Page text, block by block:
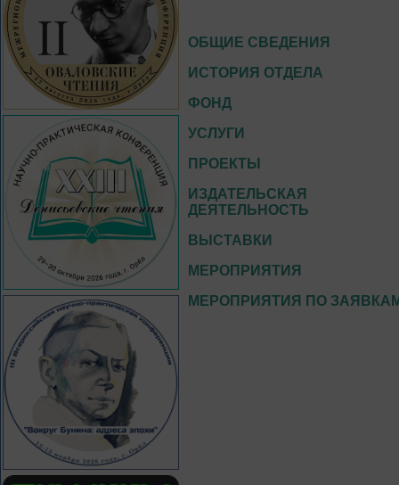
ОБЩИЕ СВЕДЕНИЯ
ИСТОРИЯ ОТДЕЛА
ФОНД
УСЛУГИ
ПРОЕКТЫ
ИЗДАТЕЛЬСКАЯ
ДЕЯТЕЛЬНОСТЬ
ВЫСТАВКИ
МЕРОПРИЯТИЯ
МЕРОПРИЯТИЯ ПО